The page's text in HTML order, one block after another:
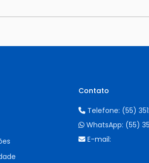
Contato
Telefone: (55)
WhatsApp: (55)
E-mail: